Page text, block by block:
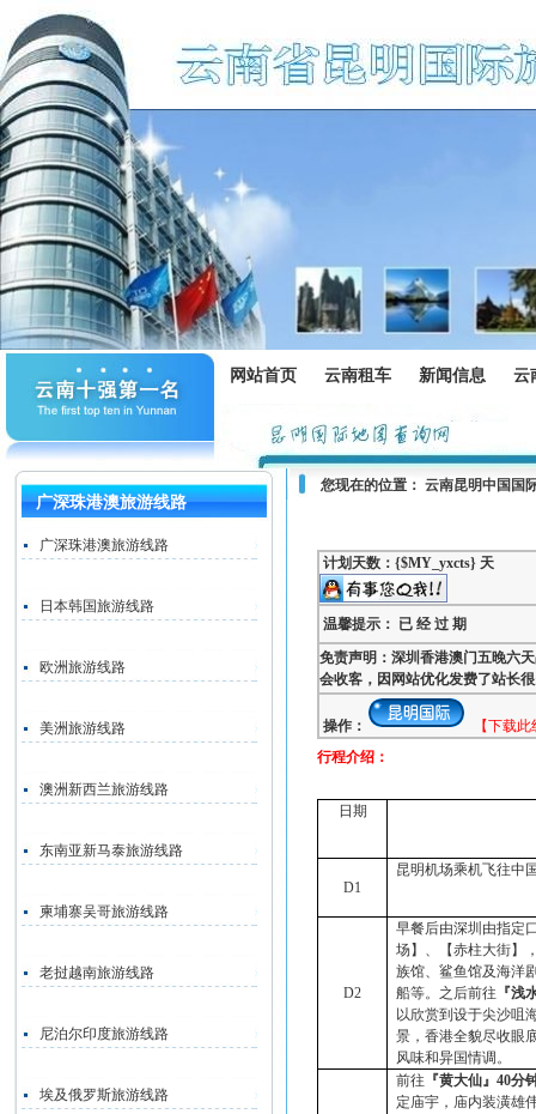
网站首页 云南租车 新闻信息 云
广深珠港澳旅游线路
广深珠港澳旅游线路
日本韩国旅游线路
欧洲旅游线路
美洲旅游线路
澳洲新西兰旅游线路
东南亚新马泰旅游线路
柬埔寨吴哥旅游线路
老挝越南旅游线路
尼泊尔印度旅游线路
埃及俄罗斯旅游线路
您现在的位置： 云南昆明中国国
计划天数：{$MY_yxcts} 天
温馨提示： 已 经 过 期
免责声明：深圳香港澳门五晚六
会收客，因网站优化发费了站长
操作：
【下载
行程介绍：
日期
D1
昆明机场乘机飞往中
D2
早餐后由深圳由指
场】、【赤柱大街】
族馆、鲨鱼馆及海洋
船等。之后前往 『浅
以欣赏到设于尖沙咀
景，香港全貌尽收眼
风味和异国情调 。
前往 『黄大仙』40分
定庙宇，庙内装潢雄